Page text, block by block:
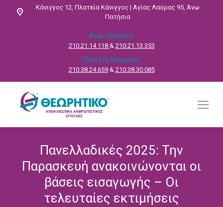
Κάνιγγος 12, Πλατεία Κάνιγγος | Αγίας Λαύρας 95, Άνω
Πατήσια
Άνω Πατήσια:
210.21.14.118 & 210.21.13.353
Πλατεία Κάνιγγος:
210.38.24.659& 210.38.30.085
Πανελλαδικές 2025: Την
Παρασκευή ανακοινώνονται οι
βάσεις εισαγωγής – Οι
τελευταίες εκτιμήσεις